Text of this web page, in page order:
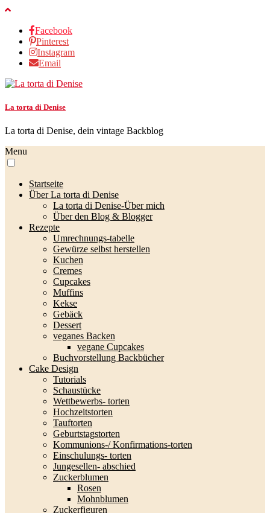
Facebook
Pinterest
Instagram
Email
La torta di Denise
La torta di Denise, dein vintage Backblog
Menu
Startseite
Über La torta di Denise
La torta di Denise-Über mich
Über den Blog & Blogger
Rezepte
Umrechnungs-tabelle
Gewürze selbst herstellen
Kuchen
Cremes
Cupcakes
Muffins
Kekse
Gebäck
Dessert
veganes Backen
vegane Cupcakes
Buchvorstellung Backbücher
Cake Design
Tutorials
Schaustücke
Wettbewerbs- torten
Hochzeitstorten
Tauftorten
Geburtstagstorten
Kommunions-/ Konfirmations-torten
Einschulungs- torten
Jungesellen- abschied
Zuckerblumen
Rosen
Mohnblumen
Zuckerfiguren